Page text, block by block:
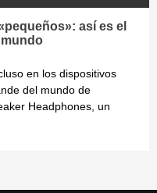
así es el
en los dispositivos
del mundo de
Headphones, un